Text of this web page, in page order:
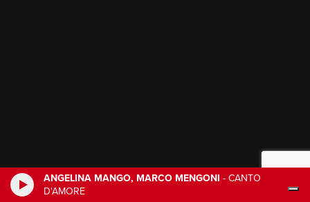
ANGELINA MANGO, MARCO MENGONI - CANTO
D'AMORE